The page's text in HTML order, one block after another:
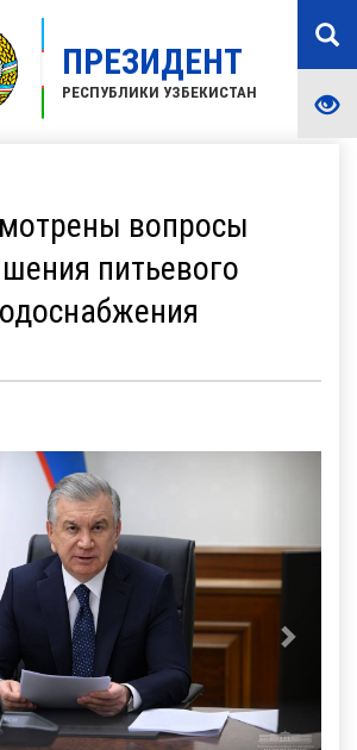
ПРЕЗИДЕНТ
РЕСПУБЛИКИ УЗБЕКИСТАН
вопросы
питьевого